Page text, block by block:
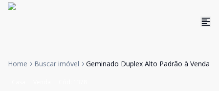
Home Buscar imóvel Geminado Duplex Alto Padrão à Venda